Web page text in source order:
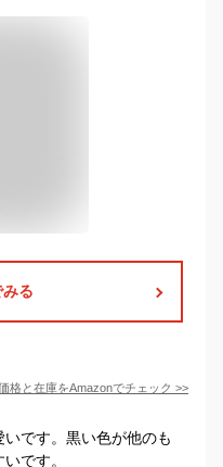
る
格と在庫をAmazonでチェック >>
です。黒い色が他のも
です。